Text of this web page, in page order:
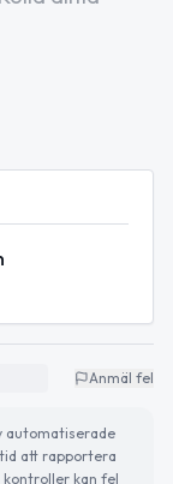
Anmäl fel
automatiserade
att rapportera
kan fel